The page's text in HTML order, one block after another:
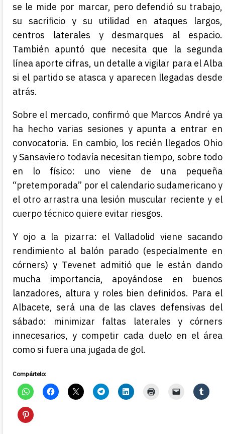
se le mide por marcar, pero defendió su trabajo,
su sacrificio y su utilidad en ataques largos,
centros laterales y desmarques al espacio.
También apuntó que necesita que la segunda
línea aporte cifras, un detalle a vigilar para el Alba
si el partido se atasca y aparecen llegadas desde
atrás.
Sobre el mercado, confirmó que Marcos André ya
ha hecho varias sesiones y apunta a entrar en
convocatoria. En cambio, los recién llegados Ohio
y Sansaviero todavía necesitan tiempo, sobre todo
en lo físico: uno viene de una pequeña
“pretemporada” por el calendario sudamericano y
el otro arrastra una lesión muscular reciente y el
cuerpo técnico quiere evitar riesgos.
Y ojo a la pizarra: el Valladolid viene sacando
rendimiento al balón parado (especialmente en
córners) y Tevenet admitió que le están dando
mucha importancia, apoyándose en buenos
lanzadores, altura y roles bien definidos. Para el
Albacete, será una de las claves defensivas del
sábado: minimizar faltas laterales y córners
innecesarios, y competir cada duelo en el área
como si fuera una jugada de gol.
Compártelo: